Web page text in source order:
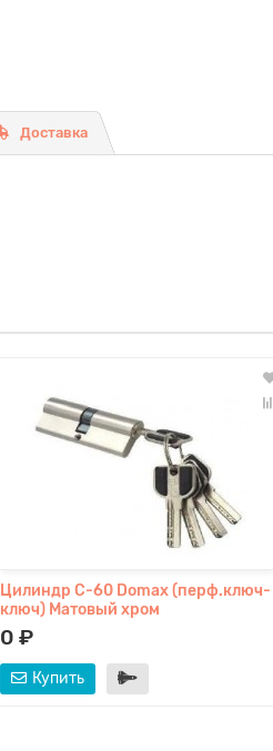
Доставка
Цилиндр C-60 Domax (перф.ключ-
ключ) Матовый хром
0 ₽
Купить